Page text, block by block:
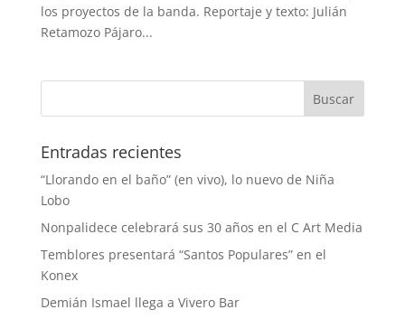
los proyectos de la banda. Reportaje y texto: Julián
Retamozo Pájaro...
Entradas recientes
“Llorando en el baño” (en vivo), lo nuevo de Niña
Lobo
Nonpalidece celebrará sus 30 años en el C Art Media
Temblores presentará “Santos Populares” en el
Konex
Demián Ismael llega a Vivero Bar